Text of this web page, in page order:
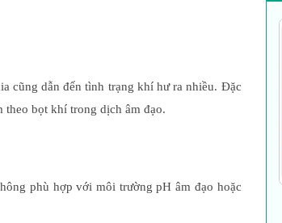
cũng dẫn đến tình trạng khí hư ra nhiều. Đặc
theo bọt khí trong dịch âm đạo.
phù hợp với môi trường pH âm đạo hoặc